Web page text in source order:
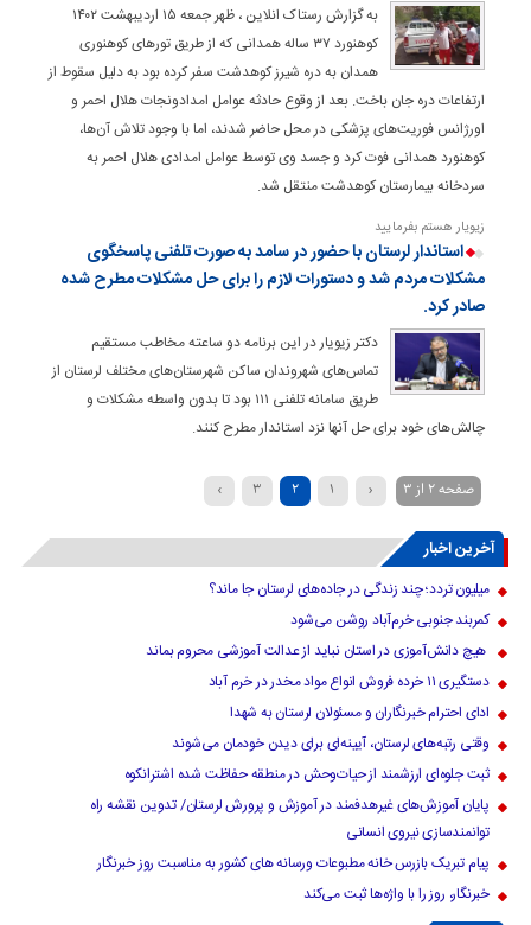
به گزارش رستاک انلاین ، ظهر جمعه ۱۵ اردیبهشت ۱۴۰۲
کوهنورد ۳۷ ساله همدانی که از طریق تور‌های کوهنوری
همدان به دره شیرز کوهدشت سفر کرده بود به دلیل سقوط از
ارتفاعات دره جان باخت. بعد از وقوع حادثه عوامل امدادونجات هلال احمر و
اورژانس فوریت‌های پزشکی در محل حاضر شدند، اما با وجود تلاش آن‌ها،
کوهنورد همدانی فوت کرد و جسد وی توسط عوامل امدادی هلال احمر به
سرد‌خانه بیمارستان کوهدشت منتقل شد.
زیویار هستم بفرمایید
استاندار لرستان با حضور در سامد به‌ صورت تلفنی پاسخگوی
مشکلات مردم شد و دستورات لازم را برای حل مشکلات مطرح شده
صادر کرد.
دکتر زیویار در این برنامه دو ساعته مخاطب مستقیم
تماس‌های شهروندان ساکن شهرستان‌های مختلف لرستان از
طریق سامانه تلفنی ۱۱۱ بود تا بدون واسطه مشکلات و
چالش‌های خود برای حل آنها نزد استاندار مطرح کنند.
صفحه ۲ از ۳ ‹ ۱ ۲ ۳ ›
آخرین اخبار
میلیون تردد؛ چند زندگی در جاده‌های لرستان جا ماند؟
کمربند جنوبی خرم‌‌آباد روشن می‌شود
هیچ دانش‌آموزی در استان نباید از عدالت آموزشی محروم بماند
دستگیری ۱۱ خرده فروش انواع مواد مخدر در خرم آباد
ادای احترام خبرنگاران و مسئولان لرستان به شهدا
وقتی رتبه‌های لرستان، آیینه‌ای برای دیدن خودمان می‌شوند
ثبت جلوه‌ای ارزشمند از حیات‌وحش در منطقه حفاظت شده اشترانکوه
پایان آموزش‌های غیرهدفمند در آموزش و پرورش لرستان/ تدوین نقشه راه
توانمندسازی نیروی انسانی
پیام تبریک بازرس خانه مطبوعات ورسانه های کشور به مناسبت روز خبرنگار
خبرنگار، روز را با واژه‌ها ثبت می‌کند